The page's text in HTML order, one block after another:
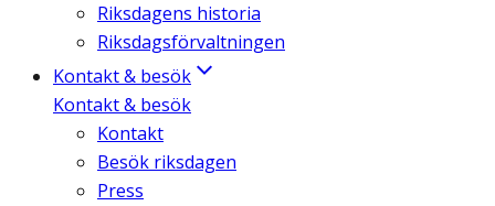
Riksdagens historia
Riksdagsförvaltningen
Kontakt & besök
Kontakt & besök
Kontakt
Besök riksdagen
Press